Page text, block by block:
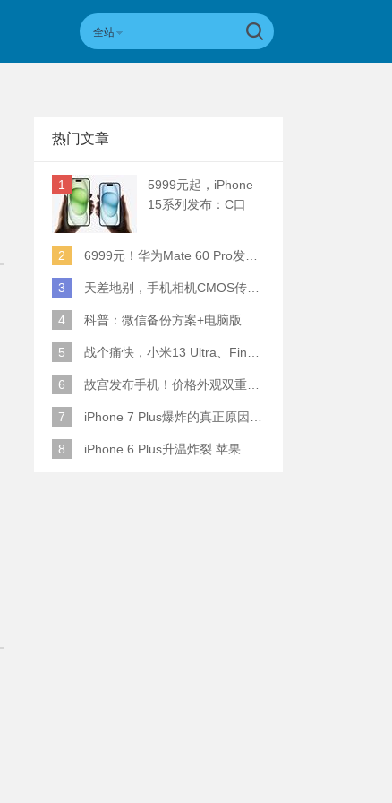
全站
热门文章
1
5999元起，iPhone
15系列发布：C口
2
6999元！华为Mate 60 Pro发布：麒麟9000S+卫星通话 (附初步跑分)
3 天差地别，手机相机CMOS传感器实际面积对比
4 科普：微信备份方案+电脑版丢失数据恢复指南
5 战个痛快，小米13 Ultra、Find X6 Pro、vivo X90 Pro+、小米12SU拍照横评
6 故宫发布手机！价格外观双重逆天！
7 iPhone 7 Plus爆炸的真正原因原来是这样
8 iPhone 6 Plus升温炸裂 苹果赔了一部全新的